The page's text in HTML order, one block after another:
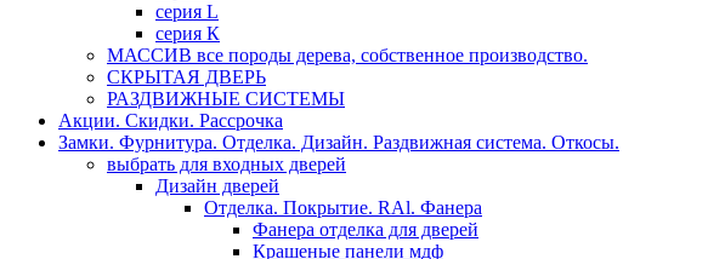
серия L
серия К
МАССИВ все породы дерева, собственное производство.
СКРЫТАЯ ДВЕРЬ
РАЗДВИЖНЫЕ СИСТЕМЫ
Акции. Скидки. Рассрочка
Замки. Фурнитура. Отделка. Дизайн. Раздвижная система. Откосы.
выбрать для входных дверей
Дизайн дверей
Отделка. Покрытие. RAl. Фанера
Фанера отделка для дверей
Крашеные панели мдф